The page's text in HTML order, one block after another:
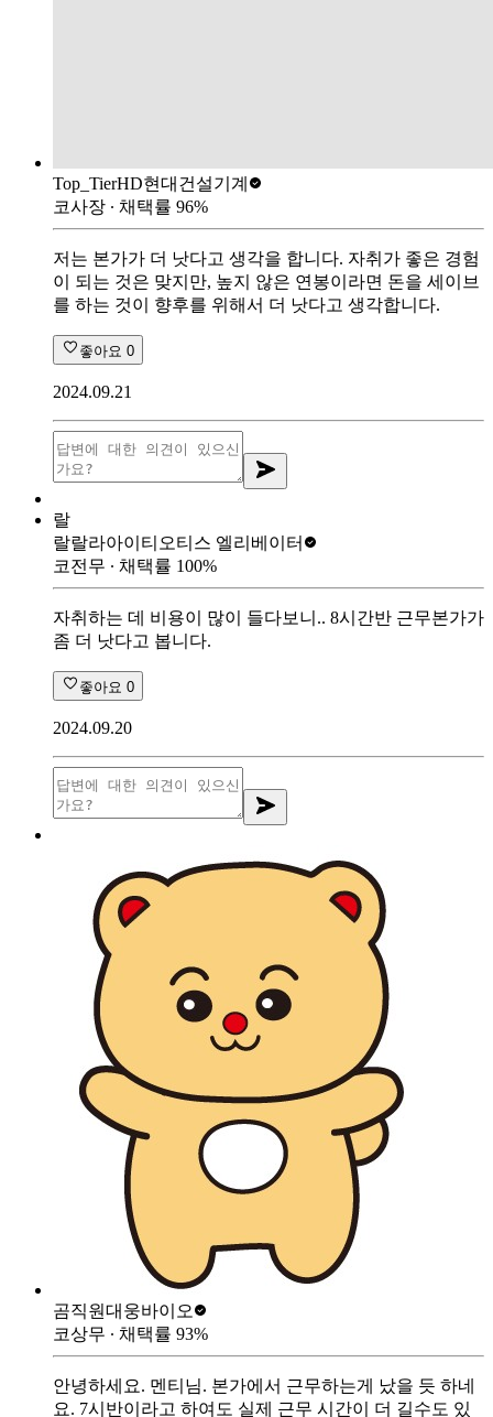
Top_TierHD현대건설기계
코사장 ∙ 채택률 96%
저는 본가가 더 낫다고 생각을 합니다. 자취가 좋은 경험
이 되는 것은 맞지만, 높지 않은 연봉이라면 돈을 세이브
를 하는 것이 향후를 위해서 더 낫다고 생각합니다.
좋아요 0
2024.09.21
랄
랄랄라아이티 오티스 엘리베이터
코전무 ∙ 채택률 100%
자취하는 데 비용이 많이 들다보니.. 8시간반 근무본가가
좀 더 낫다고 봅니다.
좋아요 0
2024.09.20
곰직원대웅바이오
코상무 ∙ 채택률 93%
안녕하세요. 멘티님. 본가에서 근무하는게 났을 듯 하네
요. 7시반이라고 하여도 실제 근무 시간이 더 길수도 있